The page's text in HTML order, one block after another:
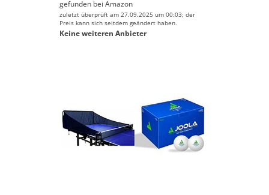
gefunden bei Amazon
zuletzt überprüft am 27.09.2025 um 00:03; der
Preis kann sich seitdem geändert haben.
Keine weiteren Anbieter